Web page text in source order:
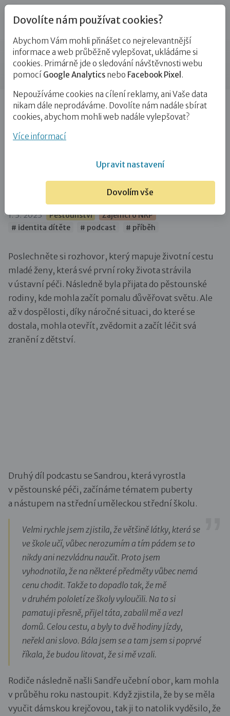
Blog
Příspěvek
Úvod Blog Pěstounství
Bylo to jako bych konečně
vyšla ze své ulity,…
Bylo to jako bych konečně vyšla ze své
Najednou jsem cítila lítost nad sebou
a taky lítost nad celou tou situací
1. 3. 2023 Pěstounství
Zájemci o NRP
# identita dítěte
# podcast # příběh
Poslechněte si rozhovor, který mapuje životní cestu
mladé ženy, která své první roky života strávila
v ústavní péči. Následně byla přijata do pěstounské
rodiny, kde mohla začít pomalu důvěřovat světu. Ale
až v dospělosti, díky náročné situaci, do které se
dostala, mohla otevřít, zvědomit a začít léčit svá
zranění z dětství.
Druhý díl podcastu se Sandrou, která vyrostla
v pěstounské péči, začínáme tématem puberty
a nástupem na střední uměleckou střední školu.
Velmi rychle jsem zjistila, že většině látky, která se
ve škole učí, vůbec nerozumím a tím pádem se to
nikdy ani nezvládnu naučit. Proto jsem
vyhodnotila, že na některé předměty vůbec nemá
cenu chodit. Takže to dopadlo tak, že mě
v druhém pololetí ze školy vyloučili. Na to si
pamatuji přesně, přijel táta, zabalil mě a vezl
domů. Celou cestu, a byly to dvě hodiny jízdy,
neřekl ani slovo. Bála jsem se a tam jsem si poprvé
říkala, že budou litovat, že si mě vzali.
Rodiče následně našli Sandře učební obor, kam mohla
v průběhu roku nastoupit. Když zjistila, že by se měla
vyučit dámskou krejčovou, tak ji to natolik vyděsilo, že
Dovolíte nám používat cookies?
Abychom Vám mohli přinášet co nejrelevantnější
informace a web průběžně vylepšovat, ukládáme si
cookies. Primárně jde o sledování návštěvnosti webu
pomocí Google Analytics nebo Facebook Pixel .
Nepoužíváme cookies na cílení reklamy, ani Vaše data
nikam dále neprodáváme. Dovolíte nám nadále sbírat
cookies, abychom mohli web nadále vylepšovat?
Více informací
Upravit nastavení
Dovolím vše